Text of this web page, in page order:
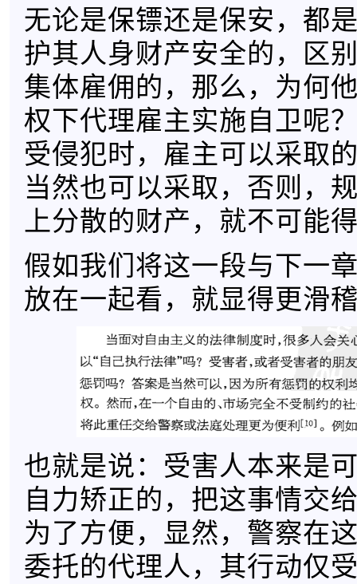
无论是保镖还是保安，都
护其人身财产安全的，区
集体雇佣的，那么，为何
权下代理雇主实施自卫呢
受侵犯时，雇主可以采取
当然也可以采取，否则，
上分散的财产，就不可能
假如我们将这一段与下一
放在一起看，就显得更滑
也就是说：受害人本来是
自力矫正的，把这事情交
为了方便，显然，警察在
委托的代理人，其行动仅